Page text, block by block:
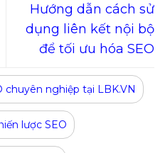
Hướng dẫn cách sử
dụng liên kết nội bộ
để tối ưu hóa SEO
chuyên nghiệp tại LBK.VN
lược SEO